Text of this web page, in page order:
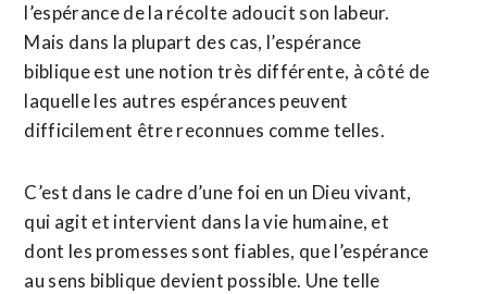
l’espérance de la récolte adoucit son labeur.
Mais dans la plupart des cas, l’espérance
biblique est une notion très différente, à côté de
laquelle les autres espérances peuvent
difficilement être reconnues comme telles.
C’est dans le cadre d’une foi en un Dieu vivant,
qui agit et intervient dans la vie humaine, et
dont les promesses sont fiables, que l’espérance
au sens biblique devient possible. Une telle